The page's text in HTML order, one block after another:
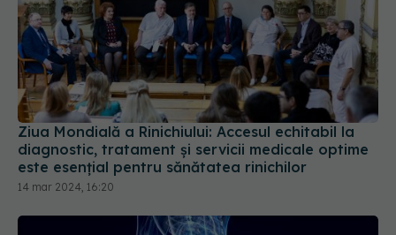
Ziua Mondială a Rinichiului: Accesul echitabil la
diagnostic, tratament și servicii medicale optime
este esențial pentru sănătatea rinichilor
14 mar 2024, 16:20